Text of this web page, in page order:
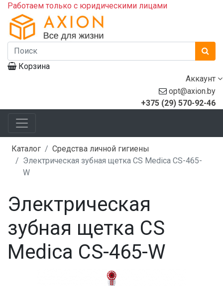
Работаем только с юридическими лицами
Корзина
Аккаунт
opt@axion.by
+375 (29) 570-92-46
Каталог
Средства личной гигиены
Электрическая зубная щетка CS Medica CS-465-
W
Электрическая
зубная щетка CS
Medica CS-465-W